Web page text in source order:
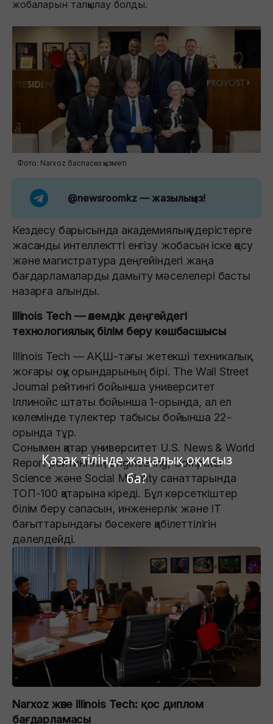
Қазақ тілінде жаңалық оқисыз
ба?
жобаларын талқылау болды.
Фото: Narxoz баспасөз қызметі
@newsroomkz — жазылыңыз!
Кездесу барысында академиялық үдерістерге
жасанды интеллектті енгізу жобасын іске қосу
және магистратура деңгейіндегі жаңа
бағдарламаларды дамыту мәселелері басты
назарға алынды.
Illinois Tech — әлемдік деңгейдегі
технологиялық білім беру көшбасшысы
Illinois Tech — АҚШ-тағы жетекші техникалық
жоғары оқу орындарының бірі. The Wall Street
Journal рейтингі бойынша университет
Іллинойс штаты бойынша 1-орында, ал ел
көлемінде түлектер табысы бойынша 22-
орында тұр.
Сонымен қатар университет U.S. News & World
Report рейтингінің Engineering, Computer
Science және Social Mobility санаттарында
ТОП-100 қатарына кіреді. Бұл көрсеткіштер
білім беру сапасын, инженерлік және IT
бағыттарындағы бәсекеге қабілеттілігін
дәлелдейді.
Narxoz және Illinois Tech: қос диплом
бағдарламасы